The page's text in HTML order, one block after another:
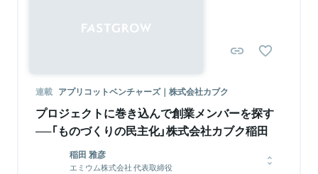
連載 アプリコットベンチャーズ｜株式会社カブク
プロジェクトに巻き込んで創業メンバーを探す
──「ものづくりの民主化」株式会社カブク稲田
稲田 雅彦
エミウム株式会社 代表取締役